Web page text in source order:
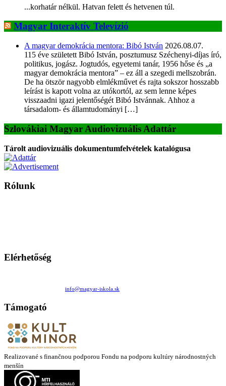
...korhatár nélkül. Hatvan felett és hetvenen túl.
Magyar Interaktív Televízió
A magyar demokrácia mentora: Bibó István 2026.08.07.
115 éve született Bibó István, posztumusz Széchenyi-díjas író,
politikus, jogász. Jogtudós, egyetemi tanár, 1956 hőse és „a
magyar demokrácia mentora” – ez áll a szegedi mellszobrán.
De ha ötször nagyobb elmlékművet és rajta sokszor hosszabb
leírást is kapott volna az utókortól, az sem lenne képes
visszaadni igazi jelentőségét Bibó Istvánnak. Ahhoz a
társadalom- és államtudományi […]
Szlovákiai Magyar Audiovizuális Adattár
Tárolt audiovizuális dokumentumfelvételek katalógusa
Rólunk
Elérhetőség
info@magyar-iskola.sk
Támogató
Realizované s finančnou podporou Fondu na podporu kultúry národnostných
menšín